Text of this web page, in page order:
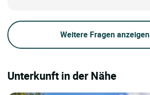
Weitere Fragen anzeigen
Unterkunft in der Nähe